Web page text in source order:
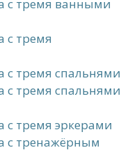
с тремя ванными
с тремя
с тремя спальнями
с тремя спальнями
тремя эркерами
с тренажёрным